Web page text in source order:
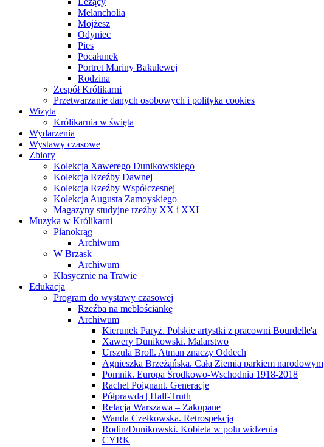
Melancholia
Mojżesz
Odyniec
Pies
Pocałunek
Portret Mariny Bakulewej
Rodzina
Zespół Królikarni
Przetwarzanie danych osobowych i polityka cookies
Wizyta
Królikarnia w święta
Wydarzenia
Wystawy czasowe
Zbiory
Kolekcja Xawerego Dunikowskiego
Kolekcja Rzeźby Dawnej
Kolekcja Rzeźby Współczesnej
Kolekcja Augusta Zamoyskiego
Magazyny studyjne rzeźby XX i XXI
Muzyka w Królikarni
Pianokrąg
Archiwum
W Brzask
Archiwum
Klasycznie na Trawie
Edukacja
Program do wystawy czasowej
Rzeźba na meblościankę
Archiwum
Kierunek Paryż. Polskie artystki z pracowni Bourdelle'a
Xawery Dunikowski. Malarstwo
Urszula Broll. Atman znaczy Oddech
Agnieszka Brzeżańska. Cała Ziemia parkiem narodowym
Pomnik. Europa Środkowo-Wschodnia 1918-2018
Rachel Poignant. Generacje
Półprawda | Half-Truth
Relacja Warszawa – Zakopane
Wanda Czełkowska. Retrospekcja
Rodin/Dunikowski. Kobieta w polu widzenia
CYRK